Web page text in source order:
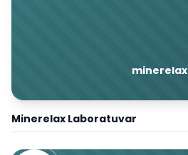
minerelax
Minerelax Laboratuvar